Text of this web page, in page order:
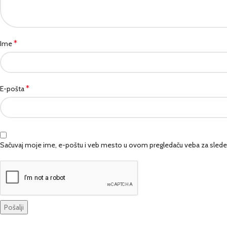
Ime*
E-pošta*
Sačuvaj moje ime, e-poštu i veb mesto u ovom pregledaču veba za